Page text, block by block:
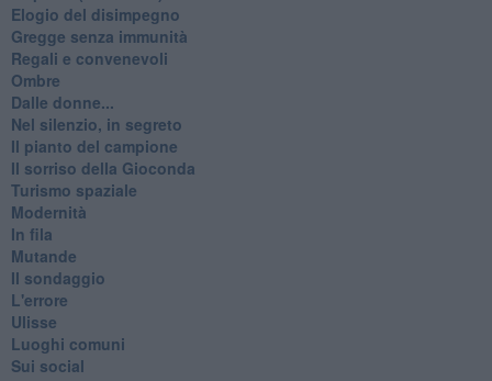
Elogio del disimpegno
Gregge senza immunità
Regali e convenevoli
Ombre
Dalle donne...
Nel silenzio, in segreto
Il pianto del campione
Il sorriso della Gioconda
Turismo spaziale
Modernità
In fila
Mutande
Il sondaggio
L'errore
Ulisse
Luoghi comuni
Sui social